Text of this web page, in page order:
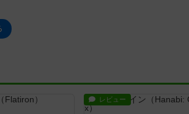
レビュー